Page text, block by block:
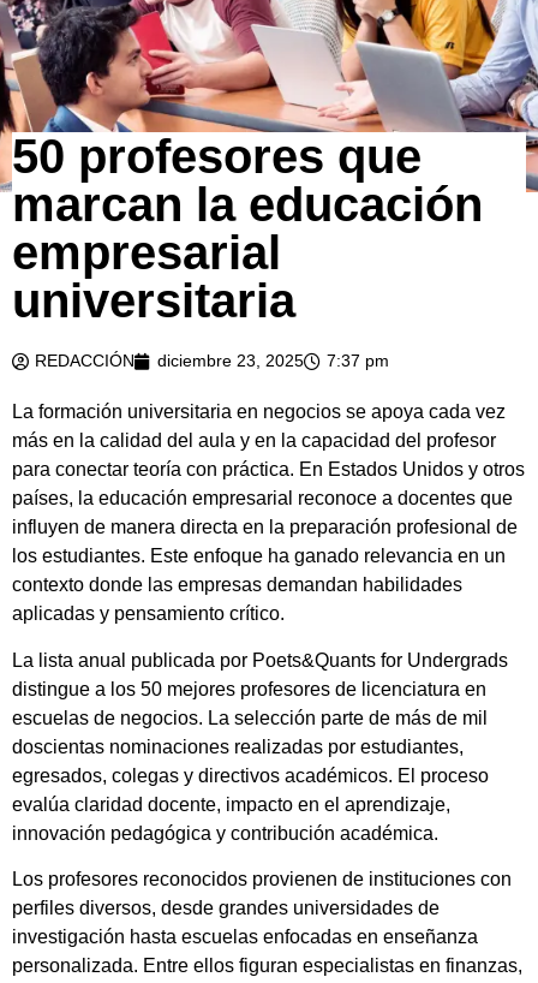
50 profesores que
marcan la educación
empresarial
universitaria
REDACCIÓN diciembre 23, 2025 7:37 pm
La formación universitaria en negocios se apoya cada vez
más en la calidad del aula y en la capacidad del profesor
para conectar teoría con práctica. En Estados Unidos y otros
países, la educación empresarial reconoce a docentes que
influyen de manera directa en la preparación profesional de
los estudiantes. Este enfoque ha ganado relevancia en un
contexto donde las empresas demandan habilidades
aplicadas y pensamiento crítico.
La lista anual publicada por Poets&Quants for Undergrads
distingue a los 50 mejores profesores de licenciatura en
escuelas de negocios. La selección parte de más de mil
doscientas nominaciones realizadas por estudiantes,
egresados, colegas y directivos académicos. El proceso
evalúa claridad docente, impacto en el aprendizaje,
innovación pedagógica y contribución académica.
Los profesores reconocidos provienen de instituciones con
perfiles diversos, desde grandes universidades de
investigación hasta escuelas enfocadas en enseñanza
personalizada. Entre ellos figuran especialistas en finanzas,